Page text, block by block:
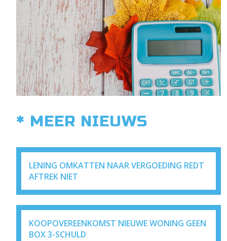
* MEER NIEUWS
LENING OMKATTEN NAAR VERGOEDING REDT
AFTREK NIET
KOOPOVEREENKOMST NIEUWE WONING GEEN
BOX 3-SCHULD